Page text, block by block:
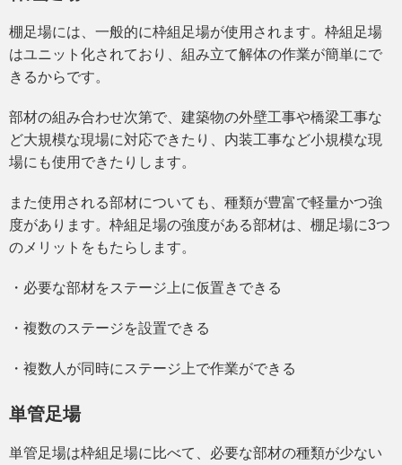
棚足場には、一般的に枠組足場が使用されます。枠組足場
はユニット化されており、組み立て解体の作業が簡単にで
きるからです。
部材の組み合わせ次第で、建築物の外壁工事や橋梁工事な
ど大規模な現場に対応できたり、内装工事など小規模な現
場にも使用できたりします。
また使用される部材についても、種類が豊富で軽量かつ強
度があります。枠組足場の強度がある部材は、棚足場に3つ
のメリットをもたらします。
・必要な部材をステージ上に仮置きできる
・複数のステージを設置できる
・複数人が同時にステージ上で作業ができる
単管足場
単管足場は枠組足場に比べて、必要な部材の種類が少ない